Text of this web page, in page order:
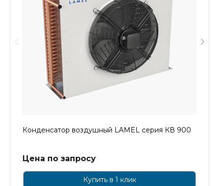
Конденсатор воздушный LAMEL серия КВ 900
Цена по запросу
Купить в 1 клик